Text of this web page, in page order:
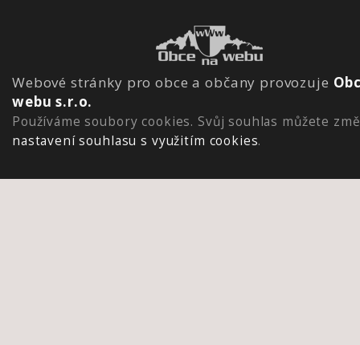
Webové stránky pro obce a občany provozuje
webu s.r.o.
Používáme soubory cookies. Svůj souhlas můžete
nastavení souhlasu s využitím cookies.